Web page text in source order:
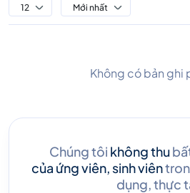
12 Mới nhất
Không có bản ghi
Chúng tôi không thu
của ứng viên, sinh viên
dụng, thực